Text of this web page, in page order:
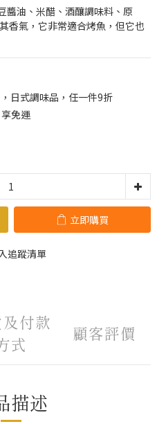
醬油、米醋、酒釀調味料、原
香氣，它非常適合烤魚，但它也
日式調味品，任一件9折
免運
立即購買
追蹤清單
付款
式
顧客評價
描述